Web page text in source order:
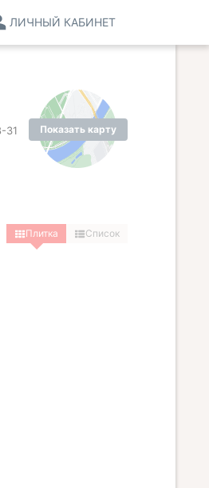
ЛИЧНЫЙ КАБИНЕТ
Показать карту
31
Плитка Список